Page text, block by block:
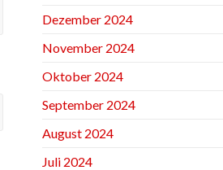
Dezember 2024
November 2024
Oktober 2024
September 2024
August 2024
Juli 2024